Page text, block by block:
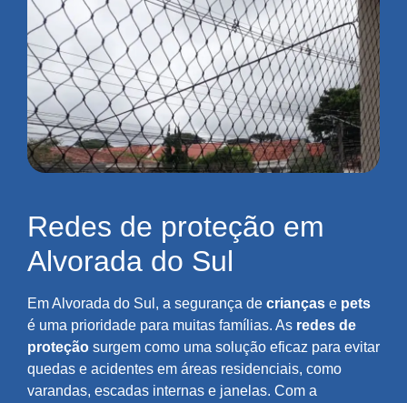
Redes de proteção em
Alvorada do Sul
Em Alvorada do Sul, a segurança de crianças e pets
é uma prioridade para muitas famílias. As redes de
proteção surgem como uma solução eficaz para evitar
quedas e acidentes em áreas residenciais, como
varandas, escadas internas e janelas. Com a